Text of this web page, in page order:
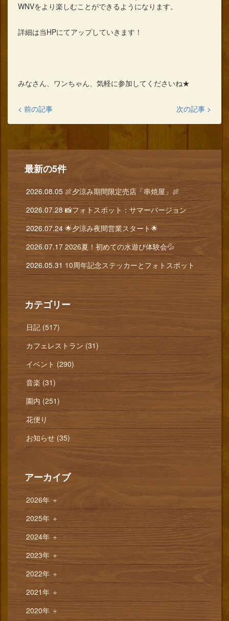
WNVをより楽しむことができるようになります。
詳細は当HPにてアップしていきます！
みなさん、ワンちゃん、気軽に参加してくださいね★
< 前の記事 次の記事 >
最新の5件
2026.08.05 🍖夕涼み期間限定売店「串焼屋」🍖
2026.07.28 📸フォトスポット：サマーバージョン
2026.07.24 🌟夕涼み夜間営業スタート🌟
2026.07.17 2026夏！初めての水遊び体験会💦
2026.05.31 10周年記念ステッカーとフォトスポット
カテゴリー
日記 (517)
カフェレストラン (31)
イベント (290)
音楽 (31)
園内 (251)
花便り
お知らせ (35)
アーカイブ
2026年 ＋
2025年 ＋
2024年＋
2023年 ＋
2022年 ＋
2021年 ＋
2020年 ＋